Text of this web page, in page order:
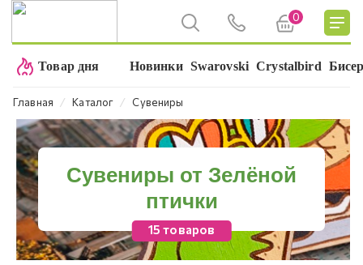
0
Товар дня Новинки Swarovski Crystalbird
Главная ⁄ Каталог ⁄ Сувениры
Сувениры от Зелёной
птички
15 товаров